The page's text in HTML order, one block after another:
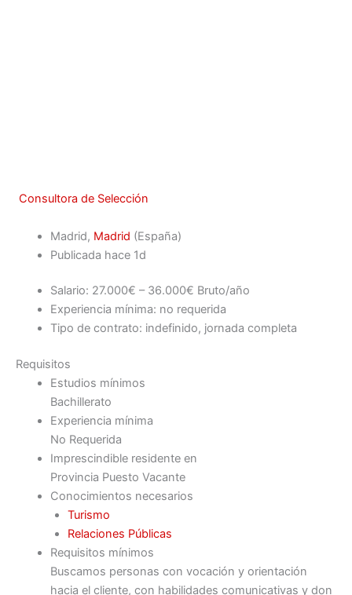
Consultora de Selección
Madrid, Madrid (España)
Publicada hace 1d
Salario: 27.000€ – 36.000€ Bruto/año
Experiencia mínima: no requerida
Tipo de contrato: indefinido, jornada completa
Requisitos
Estudios mínimos
Bachillerato
Experiencia mínima
No Requerida
Imprescindible residente en
Provincia Puesto Vacante
Conocimientos necesarios
Turismo
Relaciones Públicas
Requisitos mínimos
Buscamos personas con vocación y orientación
hacia el cliente, con habilidades comunicativas y don